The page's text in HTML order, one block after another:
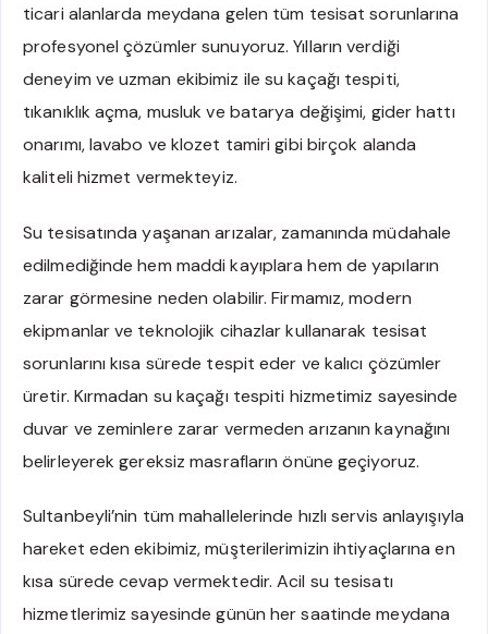
ticari alanlarda meydana gelen tüm tesisat sorunlarına
profesyonel çözümler sunuyoruz. Yılların verdiği
deneyim ve uzman ekibimiz ile su kaçağı tespiti,
tıkanıklık açma, musluk ve batarya değişimi, gider hattı
onarımı, lavabo ve klozet tamiri gibi birçok alanda
kaliteli hizmet vermekteyiz.
Su tesisatında yaşanan arızalar, zamanında müdahale
edilmediğinde hem maddi kayıplara hem de yapıların
zarar görmesine neden olabilir. Firmamız, modern
ekipmanlar ve teknolojik cihazlar kullanarak tesisat
sorunlarını kısa sürede tespit eder ve kalıcı çözümler
üretir. Kırmadan su kaçağı tespiti hizmetimiz sayesinde
duvar ve zeminlere zarar vermeden arızanın kaynağını
belirleyerek gereksiz masrafların önüne geçiyoruz.
Sultanbeyli’nin tüm mahallelerinde hızlı servis anlayışıyla
hareket eden ekibimiz, müşterilerimizin ihtiyaçlarına en
kısa sürede cevap vermektedir. Acil su tesisatı
hizmetlerimiz sayesinde günün her saatinde meydana